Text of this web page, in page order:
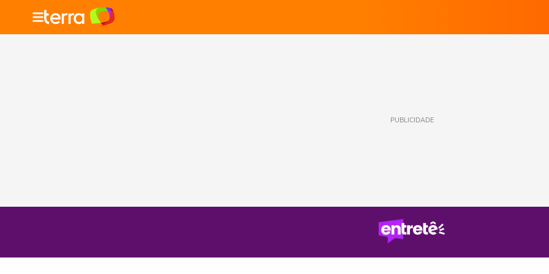
PUBLICIDADE